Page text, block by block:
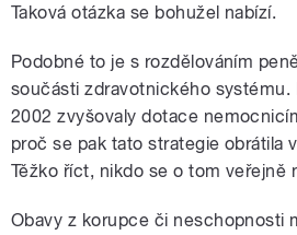
Taková otázka se bohužel nabízí.
Podobné to je s rozdělováním
součásti zdravotnického systému.
2002 zvyšovaly dotace
proč se pak tato strategie obrátila
Těžko říct, nikdo se o tom veřejně
Obavy z korupce či neschopnosti